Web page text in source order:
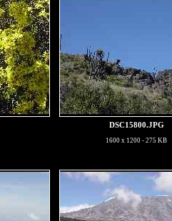
DSC15800.JPG
1600 x 1200 - 275 KB